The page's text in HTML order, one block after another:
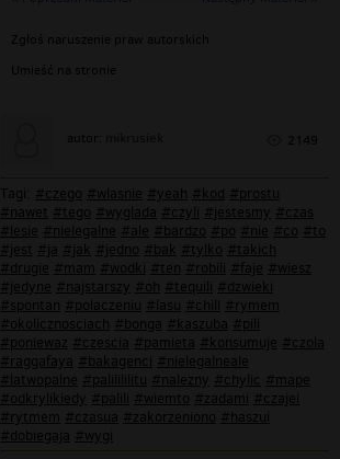
Zgłoś naruszenie praw autorskich
Umieść na stronie
autor: 2149
Tagi: #czego #wlasnie #yeah #kod #prostu
#nawet #tego #wyglada #czyli #jestesmy #czas
#lesie #nielegalne #ale #bardzo #po #nie #co #to
#jest #ja #jak #jedno #bak #tylko #takich
#drugie #mam #wodki #ten #robili #faje #wiesz
#jedyne #najstarszy #oh #tequili #dzwieki
#spontan #polaczeniu #lasu #chill
#rymem
#okolicznosciach #bonga #kaszuba #pili
#poniewaz #czescia #pamieta #konsumuje #czola
#raggafaya #bakagenci #nielegalneale
#latwopalne #palilililitu #nalezny #chylic #mape
#odkrylikiedy #palili #wiemto #zadami #czajei
#rytmem #czasua #zakorzeniono #haszui
#dobiegaja #wygi